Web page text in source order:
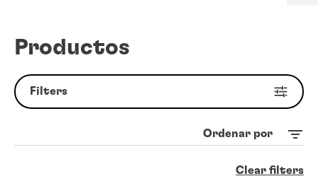
Productos
Filters
Ordenar por
Clear filters